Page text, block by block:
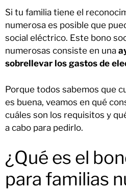
Si tu familia tiene el
numerosa es posible que
social eléctrico. Este bono
numerosas consiste en una
sobrellevar los gastos de
Porque todos sabemos que
es buena, veamos en qué
cuáles son los requisitos y
a cabo para pedirlo.
¿Qué es el
para familias